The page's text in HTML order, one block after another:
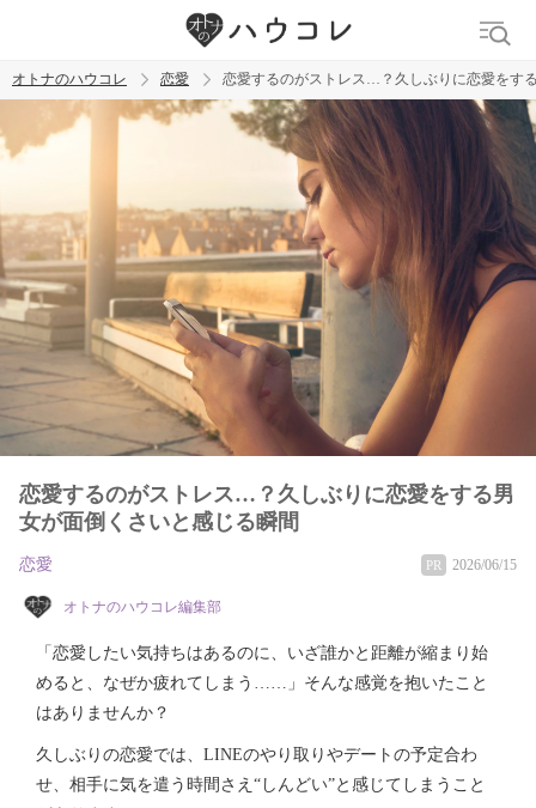
トレンド ワード
おっぱいフェチ 吸引バイブ SM 吸うやつ
オトナのハウコレ 恋愛 恋愛するのがストレス…？久しぶりに恋愛をす
恋愛するのがストレス…？久しぶりに恋愛をする男
女が面倒くさいと感じる瞬間
恋愛 PR 2026/06/15
オトナのハウコレ編集部
「恋愛したい気持ちはあるのに、いざ誰かと距離が縮まり始
めると、なぜか疲れてしまう……」そんな感覚を抱いたこと
はありませんか？
久しぶりの恋愛では、LINEのやり取りやデートの予定合わ
せ、相手に気を遣う時間さえ“しんどい”と感じてしまうこと